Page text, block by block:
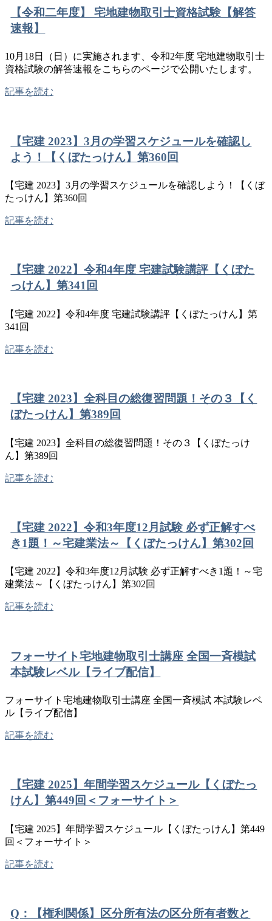
【令和二年度】 宅地建物取引士資格試験【解答
速報】
10月18日（日）に実施されます、令和2年度 宅地建物取引士
資格試験の解答速報をこちらのページで公開いたします。
記事を読む
【宅建 2023】3月の学習スケジュールを確認し
よう！【くぼたっけん】第360回
【宅建 2023】3月の学習スケジュールを確認しよう！【くぼ
たっけん】第360回
記事を読む
【宅建 2022】令和4年度 宅建試験講評【くぼた
っけん】第341回
【宅建 2022】令和4年度 宅建試験講評【くぼたっけん】第
341回
記事を読む
【宅建 2023】全科目の総復習問題！その３【く
ぼたっけん】第389回
【宅建 2023】全科目の総復習問題！その３【くぼたっけ
ん】第389回
記事を読む
【宅建 2022】令和3年度12月試験 必ず正解すべ
き1題！～宅建業法～【くぼたっけん】第302回
【宅建 2022】令和3年度12月試験 必ず正解すべき1題！～宅
建業法～【くぼたっけん】第302回
記事を読む
フォーサイト宅地建物取引士講座 全国一斉模試
本試験レベル【ライブ配信】
フォーサイト宅地建物取引士講座 全国一斉模試 本試験レベ
ル【ライブ配信】
記事を読む
【宅建 2025】年間学習スケジュール【くぼたっ
けん】第449回＜フォーサイト＞
【宅建 2025】年間学習スケジュール【くぼたっけん】第449
回＜フォーサイト＞
記事を読む
Q：【権利関係】区分所有法の区分所有者数と